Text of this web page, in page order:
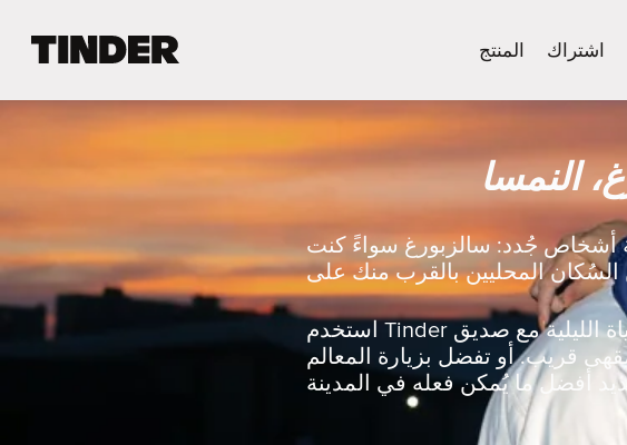
ف
ئ
ي
س
المنتج اشتراك
النمسا
أشخاص جُدد: سالزبورغ سواءً كنت
استخدم Tinder لتُبادل الإعجاب مع شخص يُشاركُك اهتماماتك أو استكشف الحياة الليلية مع صديق
قريب. أو تفضل بزيارة المعالم